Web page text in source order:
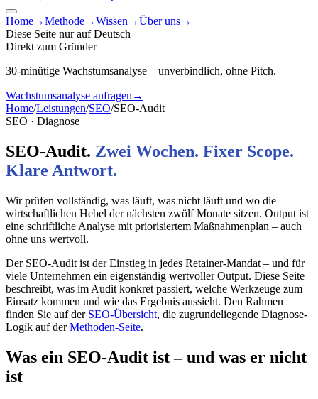
Home→Methode→Wissen →Über uns→
Diese Seite nur auf Deutsch
Direkt zum Gründer
30-minütige Wachstumsanalyse – unverbindlich, ohne Pitch.
Wachstumsanalyse anfragen →
Home/Leistungen/SEO/SEO-Audit
SEO · Diagnose
SEO-Audit. Zwei Wochen. Fixer Scope.
Klare Antwort.
Wir prüfen vollständig, was läuft, was nicht läuft und wo die
wirtschaftlichen Hebel der nächsten zwölf Monate sitzen. Output ist
eine schriftliche Analyse mit priorisiertem Maßnahmenplan – auch
ohne uns wertvoll.
Der SEO-Audit ist der Einstieg in jedes Retainer-Mandat – und für
viele Unternehmen ein eigenständig wertvoller Output. Diese Seite
beschreibt, was im Audit konkret passiert, welche Werkzeuge zum
Einsatz kommen und wie das Ergebnis aussieht. Den Rahmen
finden Sie auf der SEO-Übersicht, die zugrundeliegende Diagnose-
Logik auf derMethoden-Seite.
Was ein SEO-Audit ist – und was er nicht
ist